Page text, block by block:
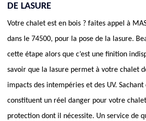
DE LASURE
Votre chalet est en bois ? faites appel à
dans le 74500, pour la pose de la lasure.
cette étape alors que c’est une finition
savoir que la lasure permet à votre chalet
impacts des intempéries et des UV.
constituent un réel danger pour votre
protection dont il nécessite. Un service de